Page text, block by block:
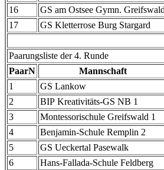
16
GS am Ostsee Gymn. Greifswald
17
GS Kletterrose Burg Stargard
Paarungsliste der 4. Runde
PaarN
Mannschaft
1
GS Lankow
2
BIP Kreativitäts-GS NB 1
3
Montessorischule Greifswald 1
4
Benjamin-Schule Remplin 2
5
GS Ueckertal Pasewalk
6
Hans-Fallada-Schule Feldberg